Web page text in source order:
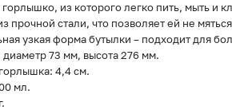
из которого легко пить, мыть и
прочной стали, что позволяет ей не
узкая форма бутылки – подходит для
73 мм, высота 276 мм.
4,4 см.
мл.